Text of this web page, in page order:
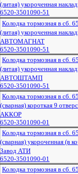
(литая) укороченная
6520-3501090-51
Колодка тормозная в сб.
(литая) укороченная
АВТОМАГНАТ
6520-3501090-51
Колодка тормозная в сб.
(литая) укороченная
АВТОШТАМП
6520-3501090-51
Колодка тормозная в сб.
(сварная) короткая 9
АККОР
6520-3501090-01
Колодка тормозная в сб.
(сварная) укороченная (в
Завод АТИ
6520-3501090-01
Колодка тормозная в сб.